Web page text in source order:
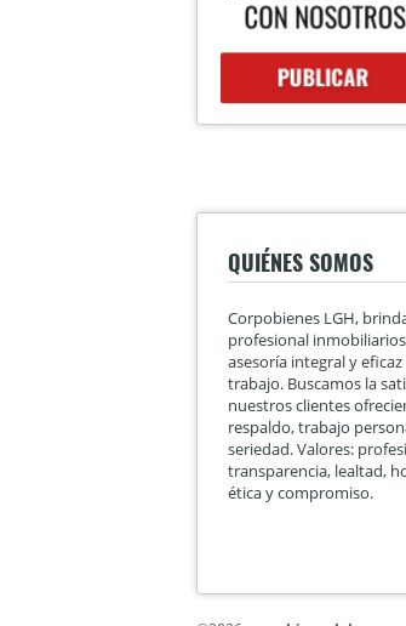
QUIÉNES SOMOS
Corpobienes LGH,
profesional
asesoría integral y
trabajo. Buscamos la
nuestros clientes
respaldo, trabajo
seriedad. Valores:
transparencia, lealtad,
ética y compromiso.